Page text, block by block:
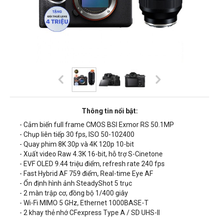
Thông tin nổi bật:
- Cảm biến full frame CMOS BSI Exmor RS 50.1MP
- Chụp liên tiếp 30 fps, ISO 50-102400
- Quay phim 8K 30p và 4K 120p 10-bit
- Xuất video Raw 4.3K 16-bit, hỗ trợ S-Cinetone
- EVF OLED 9.44 triệu điểm, refresh rate 240 fps
- Fast Hybrid AF 759 điểm, Real-time Eye AF
- Ổn định hình ảnh SteadyShot 5 trục
- 2 màn trập cơ, đồng bộ 1/400 giây
- Wi-Fi MIMO 5 GHz, Ethernet 1000BASE-T
- 2 khay thẻ nhớ CFexpress Type A / SD UHS-II